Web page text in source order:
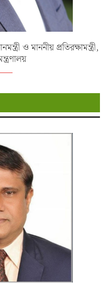
ও মাননীয় প্রতিরক্ষামন্ত্রী,